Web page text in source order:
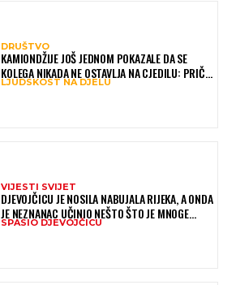
DRUŠTVO
KAMIONDŽIJE JOŠ JEDNOM POKAZALE DA SE
KOLEGA NIKADA NE OSTAVLJA NA CJEDILU: PRIČA
IZ HAMBURGA DIRNULA MNOGE
LJUDSKOST NA DJELU
VIJESTI SVIJET
DJEVOJČICU JE NOSILA NABUJALA RIJEKA, A ONDA
JE NEZNANAC UČINIO NEŠTO ŠTO JE MNOGE
OSTAVILO BEZ RIJEČI
SPASIO DJEVOJČICU